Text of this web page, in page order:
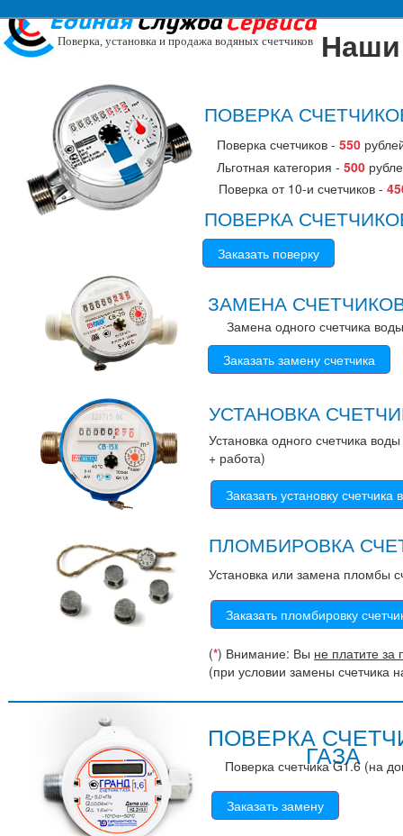
Поверка, установка и продажа водяных счетчиков Наши
ПОВЕРКА
ПОВЕРКА
ЗАМЕНА
УСТАНОВКА
ПЛОМБИРОВКА
ПОВЕРКА
ГАЗА
Поверка счетчиков - 550
Льготная категория - 500
Поверка от 10-и счетчиков -
Замена одного счетчика
Установка одного счетчика
+ работа)
Установка или замена пломбы
(*) Внимание: Вы не платите за
(при условии замены счетчика
Поверка счетчика G1.6 (на
Заказать поверку
Заказать замену счетчика
Заказать установку счетчика
Заказать пломбировку
Заказать замену